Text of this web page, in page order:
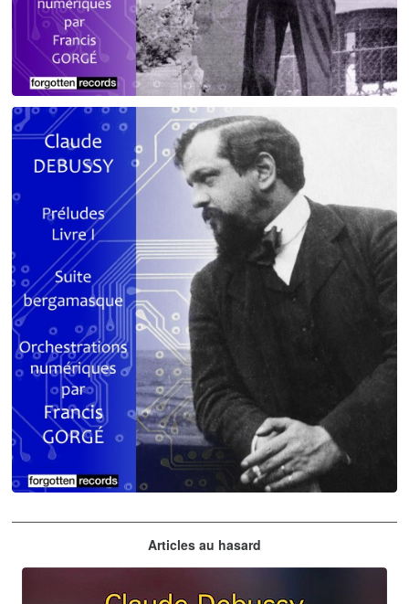
Debussy - Schmitt - Ravel
orchestrations numériques par Francis Gorgé
Articles au hasard